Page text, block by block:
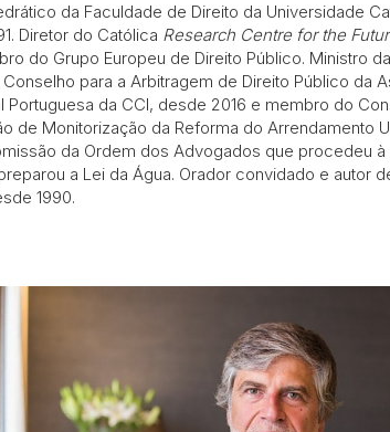
da Faculdade de Direito da Universidade
Diretor do Católica Research Centre for the
do Grupo Europeu de Direito Público. Ministro
para a Arbitragem de Direito Público da
da CCI, desde 2016 e membro do
Monitorização da Reforma do Arrendamento
da Ordem dos Advogados que procedeu
a Lei da Água. Orador convidado e autor
1990.